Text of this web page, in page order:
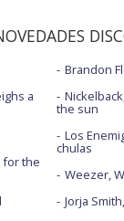
a
for the
Brandon
the sun
Los
chulas
Weezer,
Jorja